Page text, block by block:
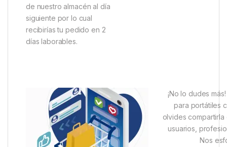
de nuestro almacén al día
siguiente por lo cual
recibirías tu pedido en 2
días laborables.
¡No lo dudes
para portátiles
olvides
usuarios,
Nos